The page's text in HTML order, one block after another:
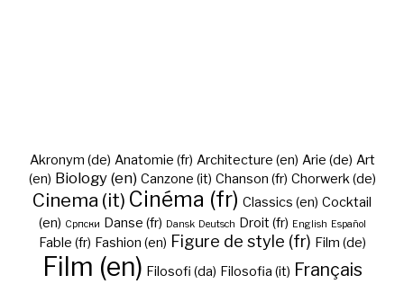
Akronym (de) Anatomie (fr) Architecture (en) Arie (de) Art
(en) Biology (en) Canzone (it) Chanson (fr) Chorwerk (de)
Cinema (it) Cinéma (fr) Classics (en) Cocktail
(en) Cрпски Danse (fr) Dansk Deutsch Droit (fr) English Español
Fable (fr) Fashion (en) Figure de style (fr) Film (de)
Film (en) Filosofi (da) Filosofia (it) Français